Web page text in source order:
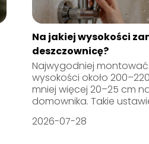
Na jakiej wysokości
deszczownicę?
Najwygodniej
wysokości około
mniej więcej 20–25 cm
domownika. Takie
2026-07-28